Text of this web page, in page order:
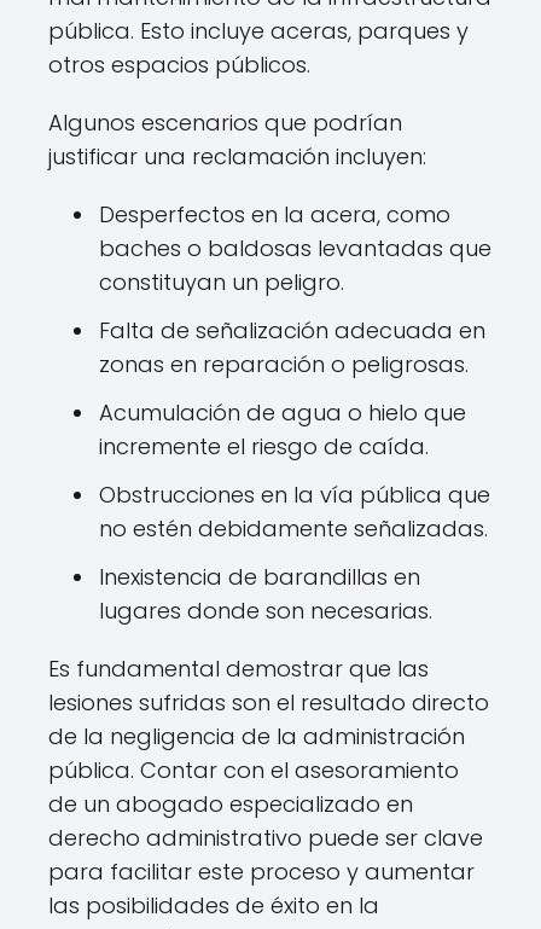
pública. Esto incluye aceras, parques y
otros espacios públicos.
Algunos escenarios que podrían
justificar una reclamación incluyen:
Desperfectos en la acera, como
baches o baldosas levantadas que
constituyan un peligro.
Falta de señalización adecuada en
zonas en reparación o peligrosas.
Acumulación de agua o hielo que
incremente el riesgo de caída.
Obstrucciones en la vía pública que
no estén debidamente señalizadas.
Inexistencia de barandillas en
lugares donde son necesarias.
Es fundamental demostrar que las
lesiones sufridas son el resultado directo
de la negligencia de la administración
pública. Contar con el asesoramiento
de un abogado especializado en
derecho administrativo puede ser clave
para facilitar este proceso y aumentar
las posibilidades de éxito en la